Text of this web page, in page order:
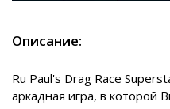
Описание:
Ru Paul's Drag Race
аркадная игра, в которой